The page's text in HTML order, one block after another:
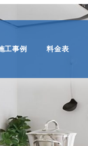
工事例 料金表